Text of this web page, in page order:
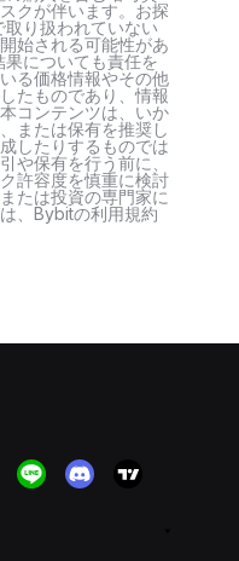
クが伴います。お探
り扱われていない
始される可能性があ
についても責任を
る価格情報やその他
たものであり、情報
コンテンツは、いか
または保有を推奨し
したりするものでは
や保有を行う前に、
許容度を慎重に検討
たは投資の専門家に
、Bybitの利用規約